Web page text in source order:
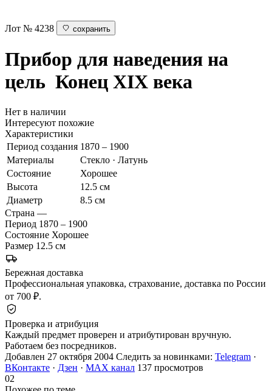
Лот № 4238 сохранить
Прибор для наведения на
цель Конец XIX века
Нет в наличии
Интересуют похожие
Характеристики
Период создания 1870 – 1900
Материалы
Стекло · Латунь
Состояние
Хорошее
Высота
12.5 см
Диаметр
8.5 см
Страна —
Период 1870 – 1900
Состояние Хорошее
Размер 12.5 см
Бережная доставка
Профессиональная упаковка, страхование, доставка по России
от 700 ₽.
Проверка и атрибуция
Каждый предмет проверен и атрибутирован вручную.
Работаем без посредников.
Добавлен 27 октября 2004 Следить за новинками: Telegram ·
ВКонтакте · Дзен · MAX канал 137 просмотров
02